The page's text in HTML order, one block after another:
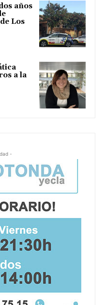
años
Los
a la
-